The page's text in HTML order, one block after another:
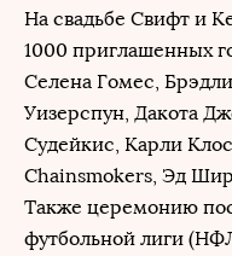
На свадьбе Свифт и
1000 приглашенных
Селена Гомес,
Уизерспун, Дакота
Судейкис, Карли
Chainsmokers, Эд
Также церемонию
футбольной лиги